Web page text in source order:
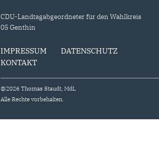
CDU-Landtagabgeordneter für den Wahlkreis
05 Genthin
IMPRESSUM
DATENSCHUTZ
KONTAKT
@2026 Thomas Staudt, MdL
Alle Rechte vorbehalten.